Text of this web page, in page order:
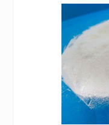
riscos. Inclusive,
tem a ação
quem entende
Química. Não
se com tamanho
Contate já! !
aliás, é
tensoativos não-
complementares.
conta com uma
máquinas ou de
se da aplicação,
alguns cuidados